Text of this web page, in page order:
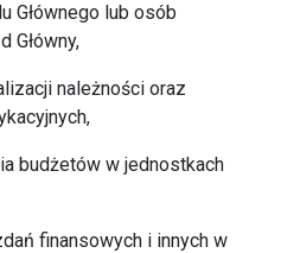
Głównego lub osób
Główny,
należności oraz
budżetów w jednostkach
finansowych i innych w